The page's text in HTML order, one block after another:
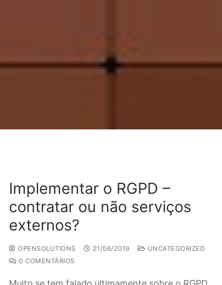
Implementar o RGPD –
contratar ou não serviços
externos?
OPENSOLUTIONS 21/06/2019
UNCATEGORIZED
0 COMENTÁRIOS